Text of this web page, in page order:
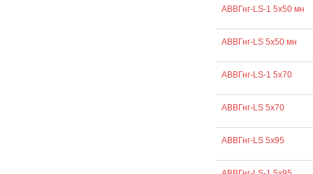
АВВГнг-LS-1 5х50 мн
АВВГнг-LS 5х50 мн
АВВГнг-LS-1 5х70
АВВГнг-LS 5х70
АВВГнг-LS 5х95